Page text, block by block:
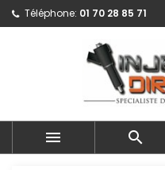
Téléphone: 01 70 28 85 71
 